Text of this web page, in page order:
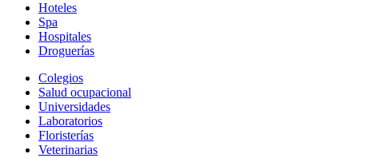
Hoteles
Spa
Hospitales
Droguerías
Colegios
Salud ocupacional
Universidades
Laboratorios
Floristerías
Veterinarias